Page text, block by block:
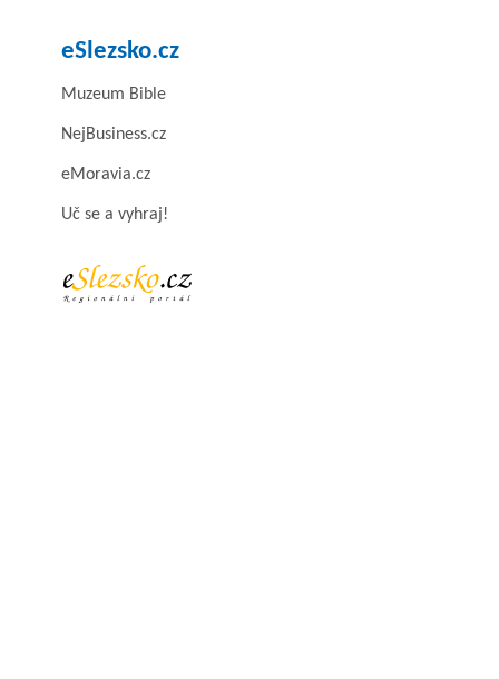
eSlezsko.cz
Muzeum Bible
NejBusiness.cz
eMoravia.cz
Uč se a vyhraj!